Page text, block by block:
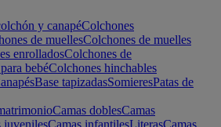
y canapéColchones
de muellesColchones de muelles
enrolladosColchones de
bebéColchones hinchables
Base tapizadasSomieresPatas de
Camas doblesCamas
juvenilesCamas infantilesLiterasCamas